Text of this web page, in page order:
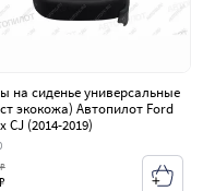
на сиденье универсальные
экокожа) Автопилот Ford
CJ (2014-2019)